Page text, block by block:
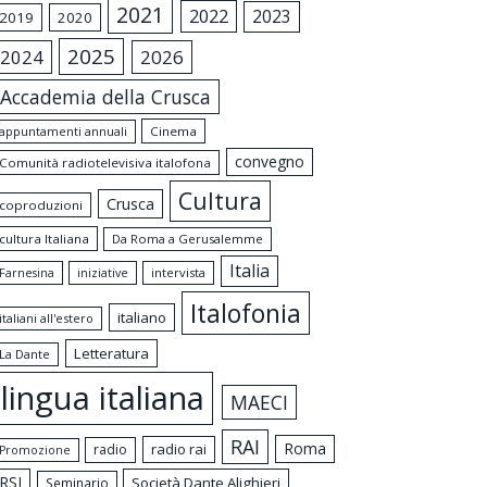
2019 2020 2021 2022 2023
2024 2025 2026
Accademia della Crusca
appuntamenti annuali
Cinema
Comunità radiotelevisiva italofona
convegno
coproduzioni Crusca Cultura
cultura Italiana Da Roma a Gerusalemme
Farnesina iniziative intervista Italia
italiani all'estero italiano Italofonia
La Dante Letteratura
lingua italiana MAECI
Promozione radio radio rai RAI
Roma
RSI
Seminario Società Dante Alighieri